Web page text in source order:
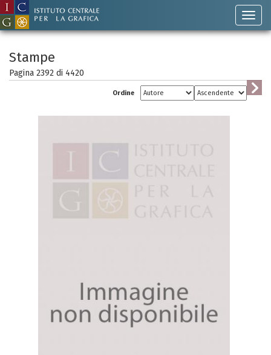
Stampe
Pagina 2392 di 4420
Ordine